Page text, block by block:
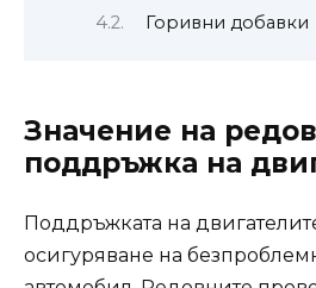
Горивни добавки
Значение на
поддръжка на
Поддръжката на
осигуряване на